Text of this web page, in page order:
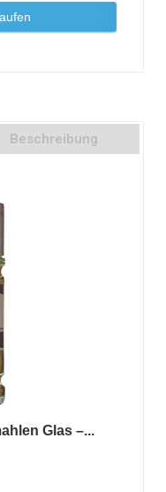
Beschreibung
Glas –...